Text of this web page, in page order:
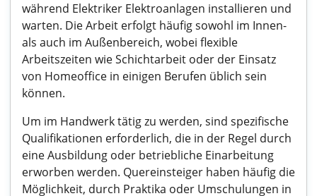
während Elektriker Elektroanlagen installieren und
warten. Die Arbeit erfolgt häufig sowohl im Innen-
als auch im Außenbereich, wobei flexible
Arbeitszeiten wie Schichtarbeit oder der Einsatz
von Homeoffice in einigen Berufen üblich sein
können.
Um im Handwerk tätig zu werden, sind spezifische
Qualifikationen erforderlich, die in der Regel durch
eine Ausbildung oder betriebliche Einarbeitung
erworben werden. Quereinsteiger haben häufig die
Möglichkeit, durch Praktika oder Umschulungen in